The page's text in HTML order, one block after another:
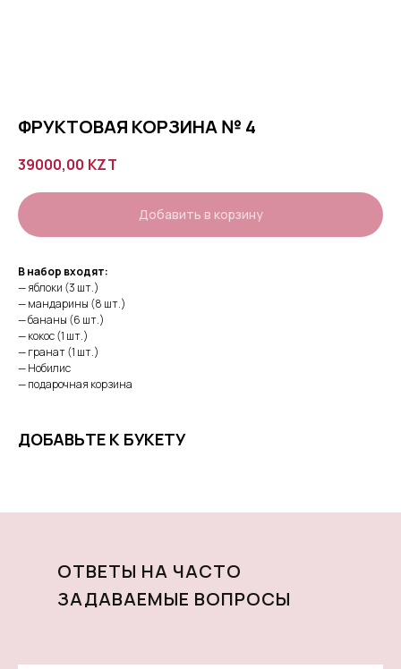
ФРУКТОВАЯ КОРЗИНА № 4
39000,00 KZT
Добавить в корзину
В набор входят:
— яблоки (3 шт.)
— мандарины (8 шт.)
— бананы (6 шт.)
— кокос (1 шт.)
— гранат (1 шт.)
— Нобилис
— подарочная корзина
ДОБАВЬТЕ К БУКЕТУ
ОТВЕТЫ НА ЧАСТО
ЗАДАВАЕМЫЕ ВОПРОСЫ